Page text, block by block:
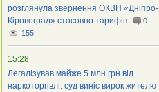
розглянула звернення ОКВП «Дніпро-
Кіровоград» стосовно тарифів
0
155
15:28
Легалізував майже 5 млн грн від
наркоторгівлі: суд виніс вирок жителю